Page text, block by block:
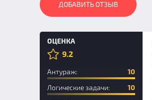
ДОБАВИТЬ ОТЗЫВ
ОЦЕНКА
9.2
Антураж:
10
Логические задачи:
10